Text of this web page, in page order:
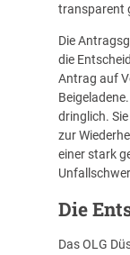
transparent
Die
die
Antrag auf
dringlich.
zur
einer stark
Die
Das OLG